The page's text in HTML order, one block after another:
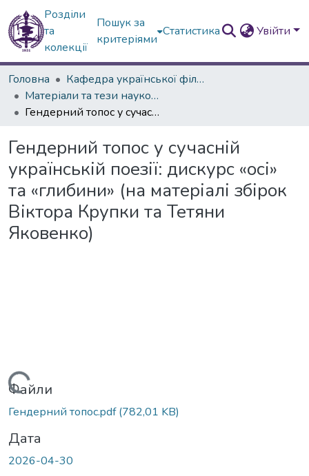
Розділи
та
колекції
Пошук за
критеріями
Статистика Увійти
Головна
Кафедра української філології
Матеріали та тези наукових конференцій
Гендерний топос у сучасній українській поезії: дискурс «осі» та «глибини» (на матеріалі збірок Віктора Крупки та Тетяни Яковенко)
Гендерний топос у сучасній
українській поезії: дискурс «осі»
та «глибини» (на матеріалі збірок
Віктора Крупки та Тетяни
Яковенко)
Файли
Гендерний топос.pdf(782,01 KB)
Дата
2026-04-30